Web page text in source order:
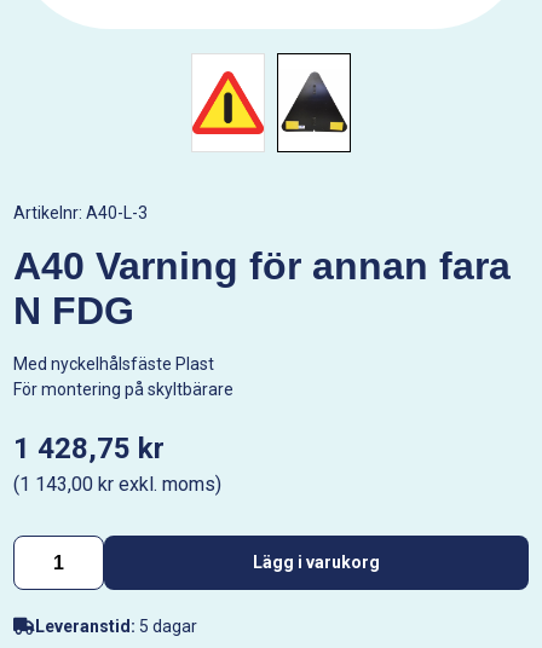
Artikelnr:A40-L-3
A40 Varning för annan fara
N FDG
Med nyckelhålsfäste Plast
För montering på skyltbärare
1 428,75 kr
(1 143,00 kr exkl. moms)
Lägg i varukorg
Leveranstid: 5 dagar